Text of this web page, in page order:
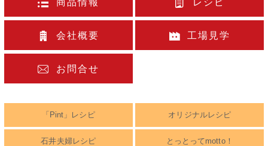
商品情報 レシピ
会社概要 工場見学
お問合せ
「Pint」レシピ オリジナルレシピ
石井夫婦レシピ とっとってmotto！